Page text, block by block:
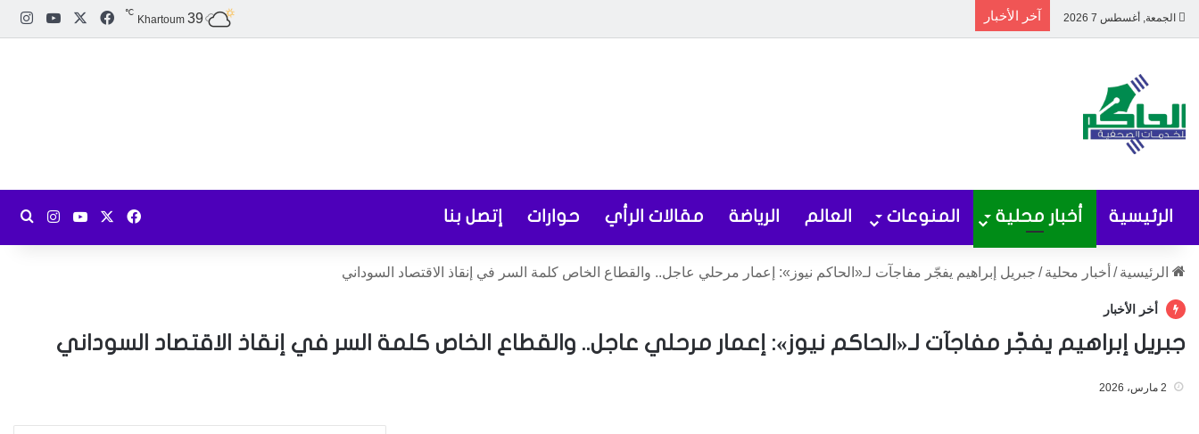
الجمعة, أغسطس 7 2026 آخر الأخبار Khartoum 39
℃ فيسبوك يوتيوب
الرئيسية أخبار محلية المنوعات العالم الرياضة مقالات الرأي حوارات إتصل بنا فيسبوك يوتيوب
الرئيسية / أخبار محلية / جبريل إبراهيم يفجّر مفاجآت لـ«الحاكم نيوز»: إعمار مرحلي عاجل.. والقطاع الخاص كلمة السر في إنقاذ الاقتصاد السوداني
أخر الأخبار
جبريل إبراهيم يفجّر مفاجآت لـ«الحاكم نيوز»: إعمار مرحلي عاجل.. والقطاع الخاص كلمة السر في إنقاذ الاقتصاد السوداني
2 مارس، 2026